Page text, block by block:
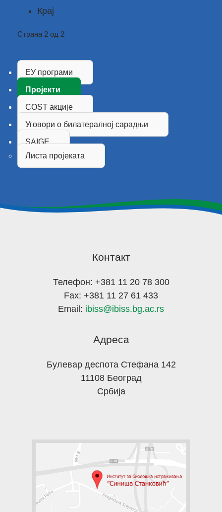
Крај
Страна 2 од 2
ЕУ програми
Пројекти
COST акције
Уговори о билатералној сарадњи
SAIGE
Листа пројеката
Контакт
Телефон: +381 11 20 78 300
Fax: +381 11 27 61 433
Email: ibiss@ibiss.bg.ac.rs
Адреса
Булевар деспота Стефана 142
11108 Београд
Србија